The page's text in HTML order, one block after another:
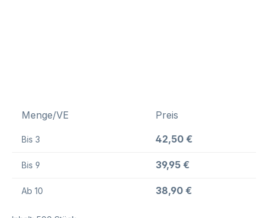
Menge/VE Preis
Bis 3 42,50 €
Bis 9 39,95 €
Ab 10 38,90 €